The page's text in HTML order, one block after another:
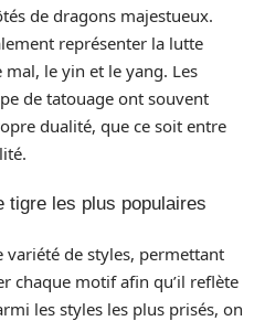
de dragons majestueux.
représenter la lutte
le yin et le yang. Les
de tatouage ont souvent
dualité, que ce soit entre
tigre les plus populaires
variété de styles, permettant
chaque motif afin qu’il reflète
les styles les plus prisés, on